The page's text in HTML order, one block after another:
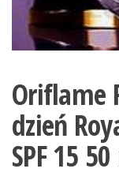
Oriflame
dzień
SPF 15